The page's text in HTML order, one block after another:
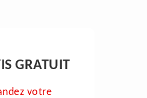
GRATUIT
votre